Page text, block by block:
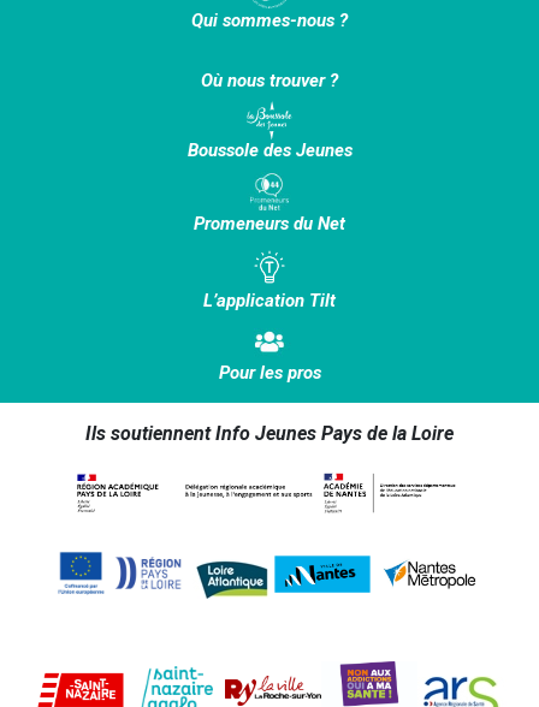
Qui sommes-nous ?
Où nous trouver ?
Boussole des Jeunes
Promeneurs du Net
L’application Tilt
Pour les pros
Ils soutiennent Info Jeunes Pays de la Loire